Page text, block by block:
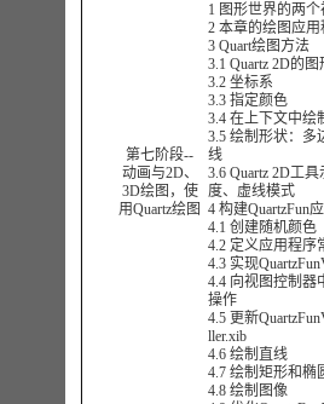
第七阶段--
动画与2D、
3D绘图，使
用Quartz绘图
1 图形世界的两个
2 本章的绘图应用
3 Quart绘图方法
3.1 Quartz 2D的
3.2 坐标系
3.3 指定颜色
3.4 在上下文中绘
3.5 绘制形状：多
线
3.6 Quartz 2D工
度、虚线模式
4 构建QuartzFun
4.1 创建随机颜色
4.2 定义应用程序
4.3 实现
4.4 向视图控制器
操作
4.5 更新
ller.xib
4.6 绘制直线
4.7 绘制矩形和椭
4.8 绘制图像